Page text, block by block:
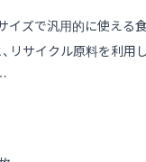
イズで汎用的に使える
リサイクル原料を利用